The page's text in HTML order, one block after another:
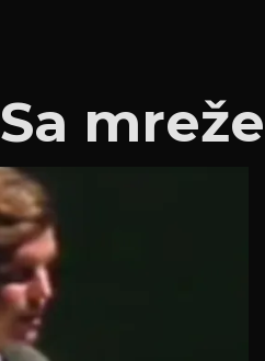
Sa mreže